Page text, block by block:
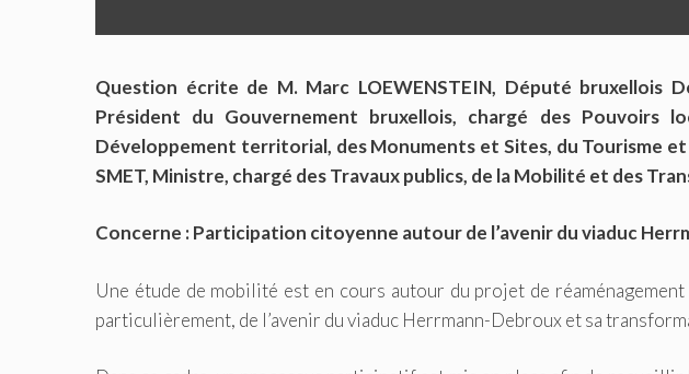
Question écrite de M. Marc LOEWENSTEIN, Député bruxellois
Président du Gouvernement bruxellois, chargé des Pouvoirs
Développement territorial, des Monuments et Sites, du Tourisme
SMET, Ministre, chargé des Travaux publics, de la Mobilité et des
Concerne : Participation citoyenne autour de l’avenir du viaduc
Une étude de mobilité est en cours autour du projet de
particulièrement, de l’avenir du viaduc Herrmann-Debroux et sa